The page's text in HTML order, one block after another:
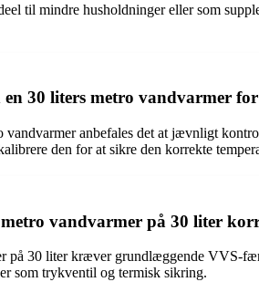
til mindre husholdninger eller som
30 liters metro vandvarmer
vandvarmer anbefales det at jævnligt
den for at sikre den korrekte
vandvarmer på 30 liter
på 30 liter kræver grundlæggende VVS-
som trykventil og termisk sikring.